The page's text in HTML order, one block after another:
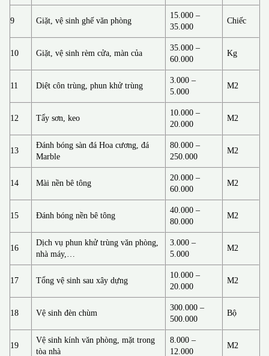
9 Giặt, vệ sinh ghế văn phòng
15.000 –
35.000
Chiếc
10 Giặt, vệ sinh rèm cửa, màn của
35.000 –
60.000
Kg
11 Diệt côn trùng, phun khử trùng
3.000 –
5.000
M2
12 Tẩy sơn, keo
10.000 –
20.000
M2
13
Đánh bóng sàn đá Hoa cương, đá
Marble
80.000 –
250.000
M2
14 Mài nền bê tông
20.000 –
60.000
M2
15 Đánh bóng nền bê tông
40.000 –
80.000
M2
16
Dịch vụ phun khử trùng văn phòng,
nhà máy,…
3.000 –
5.000
M2
17 Tổng vệ sinh sau xây dựng
10.000 –
20.000
M2
18 Vệ sinh đèn chùm
300.000 –
500.000
Bộ
19
Vệ sinh kính văn phòng, mặt trong
tòa nhà
8.000 –
12.000
M2